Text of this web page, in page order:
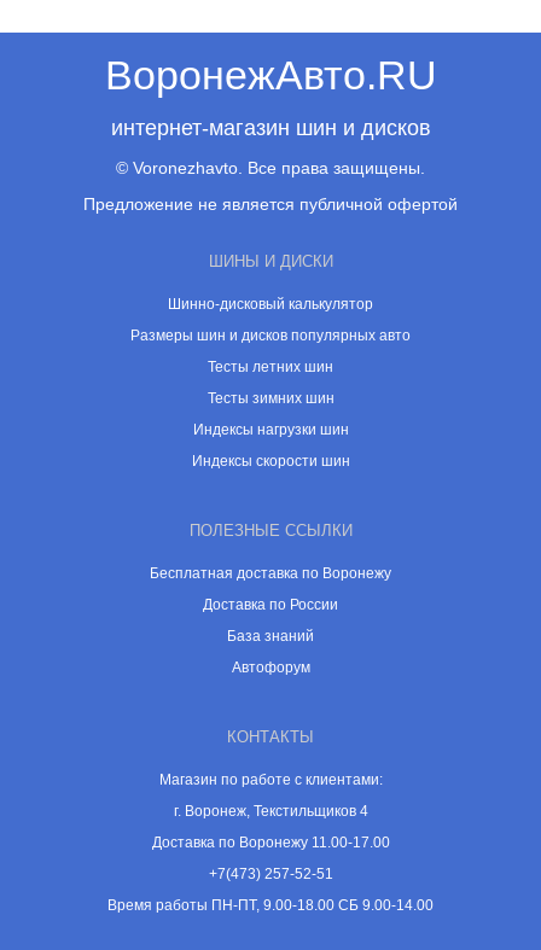
ВоронежАвто.RU
интернет-магазин шин и дисков
© Voronezhavto. Все права защищены.
Предложение не является публичной офертой
ШИНЫ И ДИСКИ
Шинно-дисковый калькулятор
Размеры шин и дисков популярных авто
Тесты летних шин
Тесты зимних шин
Индексы нагрузки шин
Индексы скорости шин
ПОЛЕЗНЫЕ ССЫЛКИ
Бесплатная доставка по Воронежу
Доставка по России
База знаний
Автофорум
КОНТАКТЫ
Магазин по работе с клиентами:
г. Воронеж, Текстильщиков 4
Доставка по Воронежу 11.00-17.00
+7(473) 257-52-51
Время работы ПН-ПТ, 9.00-18.00 СБ 9.00-14.00